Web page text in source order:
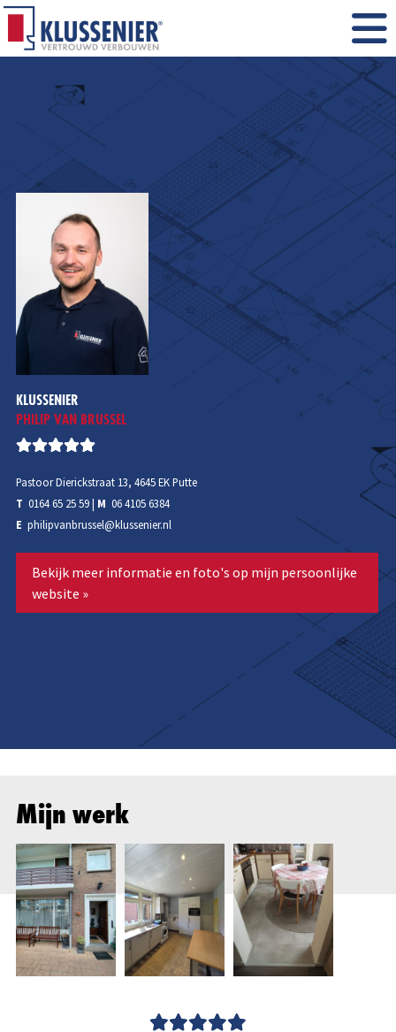
KLUSSENIER
PHILIP VAN BRUSSEL
Pastoor Dierickstraat 13, 4645 EK Putte
T 0164 65 25 59| M 06 4105 6384
E philipvanbrussel@klussenier.nl
Bekijk meer informatie en foto's op mijn persoonlijke
website »
Mijn werk